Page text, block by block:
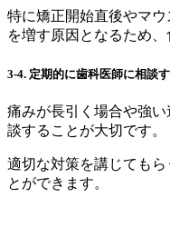
特に矯正開始直後やマ
を増す原因となるため、
3-4. 定期的に歯科医師に相談
痛みが長引く場合や強
談することが大切です。
適切な対策を講じても
とができます。